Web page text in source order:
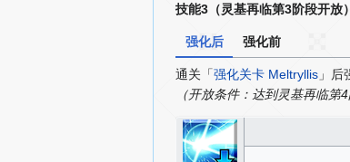
技能3（灵基再临第3阶段开放）
强化后 强化前
通关「强化关卡 Meltryllis 」后
（开放条件：达到灵基再临第